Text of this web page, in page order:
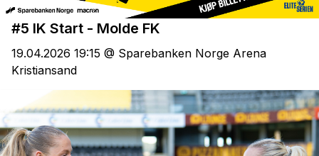
#5 IK Start - Molde FK
19.04.2026 19:15 @ Sparebanken Norge Arena
Kristiansand